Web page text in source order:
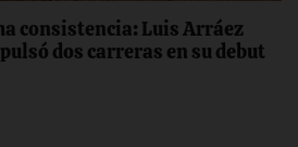
consistencia: Luis Arráez
dos carreras en su debut